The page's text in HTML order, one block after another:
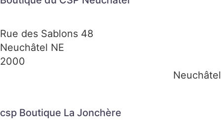
Rue des Sablons 48
Neuchâtel NE
2000
Neuchâtel
csp Boutique La Jonchère